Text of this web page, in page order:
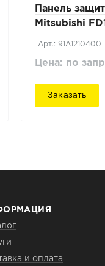
Панель
Mitsubishi
Арт.: 91A1210400
Цена: по
Заказать
и оплата